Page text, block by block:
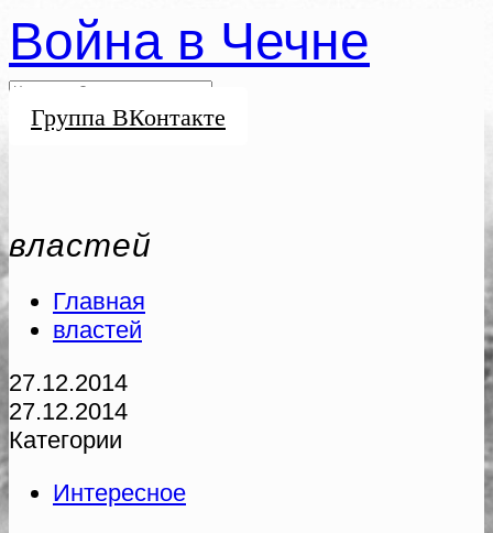
Война в Чечне
Группа ВКонтакте
властей
Главная
властей
27.12.2014
27.12.2014
Категории
Интересное